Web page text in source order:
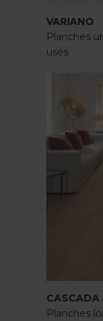
VARIANO
Planches
usés
CASCADA
Planches